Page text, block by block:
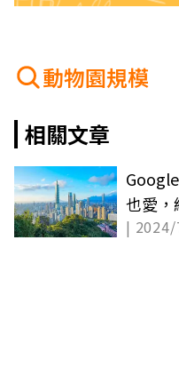
動物園規模
相關文章
也愛，
世界第
|